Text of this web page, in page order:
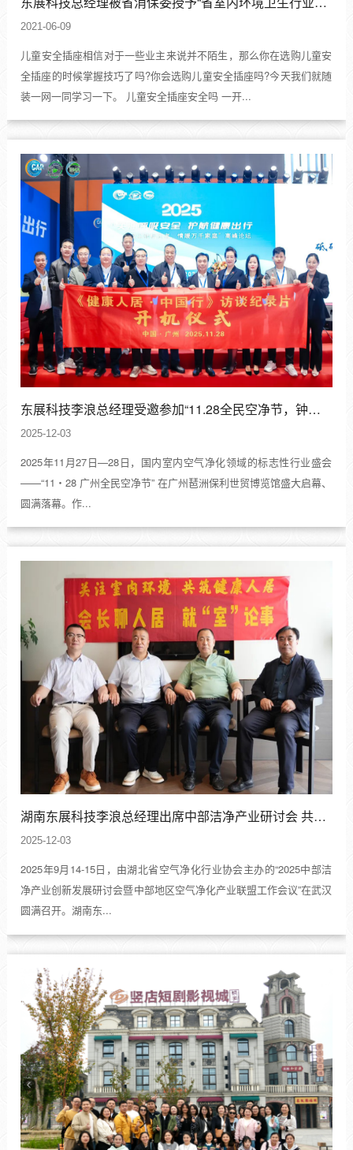
2021-06-09
儿童安全插座相信对于一些业主来说并不陌生，那么你在选购儿童安
全插座的时候掌握技巧了吗?你会选购儿童安全插座吗?今天我们就随
装一网一同学习一下。 儿童安全插座安全吗 一开...
东展科技李浪总经理受邀参加“11.28全民空净节，钟南山院士做主旨演讲！
2025-12-03
2025年11月27日—28日，国内室内空气净化领域的标志性行业盛会
——“11・28 广州全民空净节” 在广州琶洲保利世贸博览馆盛大启幕、
圆满落幕。作...
湖南东展科技李浪总经理出席中部洁净产业研讨会 共话行业创新转型
2025-12-03
2025年9月14-15日，由湖北省空气净化行业协会主办的“2025中部洁
净产业创新发展研讨会暨中部地区空气净化产业联盟工作会议”在武汉
圆满召开。湖南东...